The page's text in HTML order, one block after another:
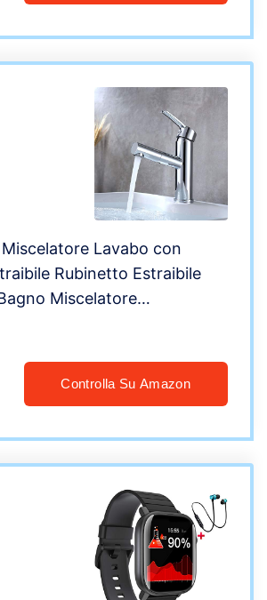
Miscelatore Lavabo con
Rubinetto Estraibile
Miscelatore
per Lavabo Cromato
Controlla Su Amazon